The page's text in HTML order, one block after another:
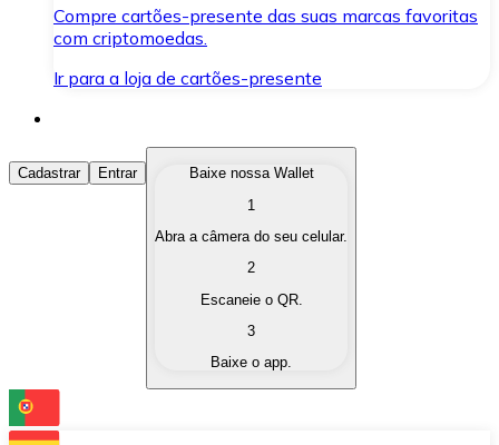
Compre cartões-presente das suas marcas favoritas
com criptomoedas.
Ir para a loja de cartões-presente
Comprar Criptomoedas
Compre as criptomoedas de seu interesse de forma
Converta suas criptomoedas em moeda fiduciária
Troque uma criptomoeda por outra
Cadastrar Entrar
Baixe nossa Wallet
1
Abra a câmera do seu celular.
2
Escaneie o QR.
3
Baixe o app.